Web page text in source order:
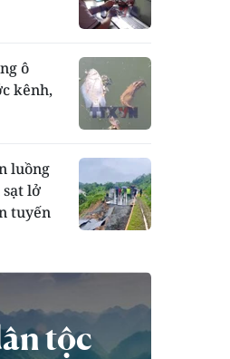
ô
kênh,
luồng
sạt lở
tuyến
tộc